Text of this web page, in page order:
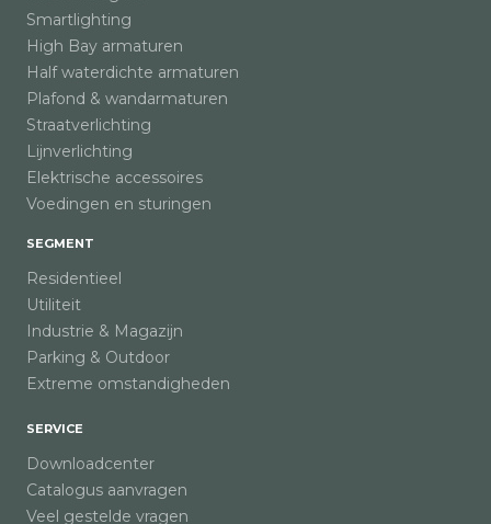
Smartlighting
High Bay armaturen
Half waterdichte armaturen
Plafond & wandarmaturen
Straatverlichting
Lijnverlichting
Elektrische accessoires
Voedingen en sturingen
SEGMENT
Residentieel
Utiliteit
Industrie & Magazijn
Parking & Outdoor
Extreme omstandigheden
SERVICE
Downloadcenter
Catalogus aanvragen
Veel gestelde vragen